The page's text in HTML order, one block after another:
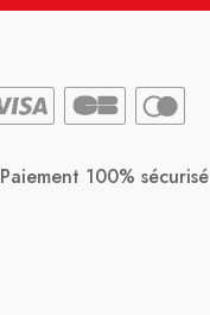
Paiement 100% sécurisé